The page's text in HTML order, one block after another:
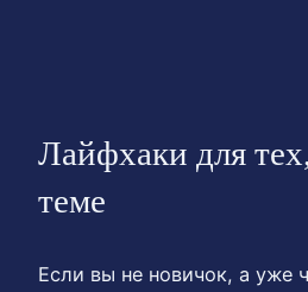
Лайфхаки для
теме
Если вы не новичок, а уже